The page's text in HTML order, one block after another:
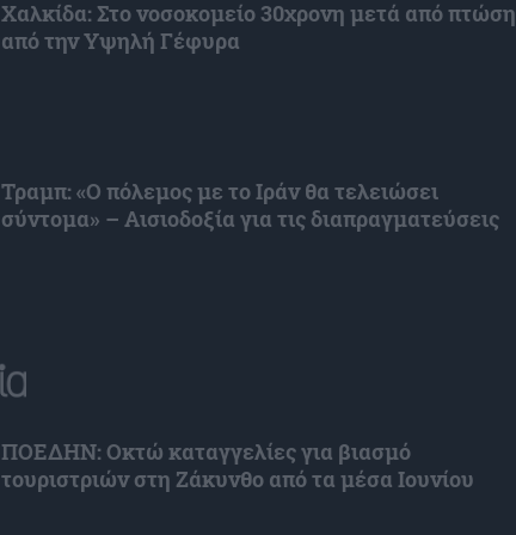
Χαλκίδα: Στο νοσοκομείο 30χρονη μετά από πτώση
από την Υψηλή Γέφυρα
Τραμπ: «Ο πόλεμος με το Ιράν θα τελειώσει
σύντομα» – Αισιοδοξία για τις διαπραγματεύσεις
ΠΟΕΔΗΝ: Οκτώ καταγγελίες για βιασμό
τουριστριών στη Ζάκυνθο από τα μέσα Ιουνίου